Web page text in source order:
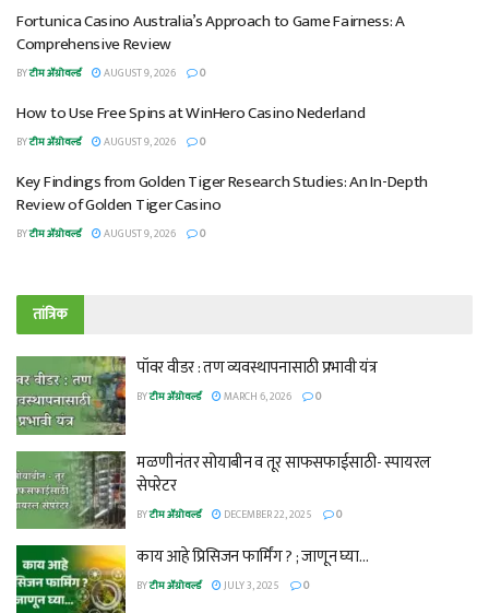
Fortunica Casino Australia’s Approach to Game Fairness: A
Comprehensive Review
BYटीम ॲग्रोवर्ल्ड AUGUST 9, 2026 0
How to Use Free Spins at WinHero Casino Nederland
BYटीम ॲग्रोवर्ल्ड AUGUST 9, 2026 0
Key Findings from Golden Tiger Research Studies: An In-Depth
Review of Golden Tiger Casino
BYटीम ॲग्रोवर्ल्ड AUGUST 9, 2026 0
तांत्रिक
पॉवर वीडर : तण व्यवस्थापनासाठी प्रभावी यंत्र
BYटीम ॲग्रोवर्ल्ड MARCH 6, 2026 0
मळणीनंतर सोयाबीन व तूर साफसफाईसाठी- स्पायरल
सेपरेटर
BYटीम ॲग्रोवर्ल्ड DECEMBER 22, 2025 0
काय आहे प्रिसिजन फार्मिंग ? ; जाणून घ्या…
BYटीम ॲग्रोवर्ल्ड JULY 3, 2025 0